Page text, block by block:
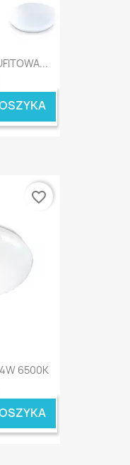
6500K
favorite_border